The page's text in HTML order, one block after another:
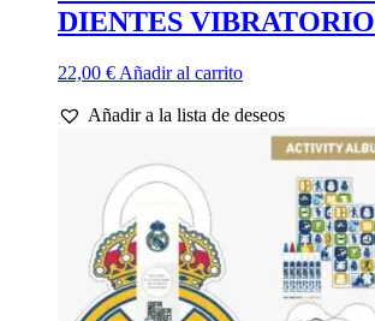
DIENTES VIBRATORIO
22,00 € Añadir al carrito
Añadir a la lista de deseos